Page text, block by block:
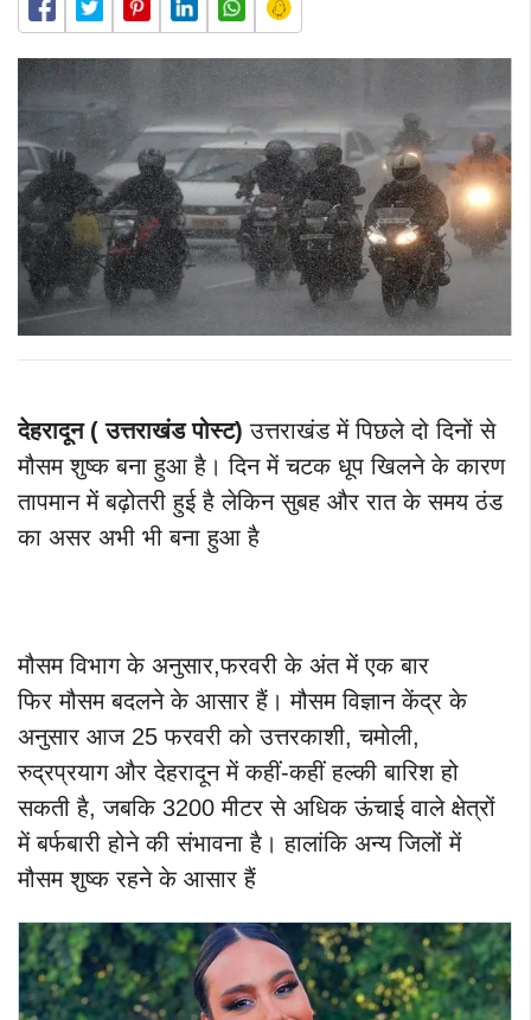
देहरादून ( उत्तराखंड पोस्ट) उत्तराखंड में पिछले दो दिनों से
मौसम शुष्क बना हुआ है। दिन में चटक धूप खिलने के कारण
तापमान में बढ़ोतरी हुई है लेकिन सुबह और रात के समय ठंड
का असर अभी भी बना हुआ है
मौसम विभाग के अनुसार,फरवरी के अंत में एक बार
फिर मौसम बदलने के आसार हैं। मौसम विज्ञान केंद्र के
अनुसार आज 25 फरवरी को उत्तरकाशी, चमोली,
रुद्रप्रयाग और देहरादून में कहीं-कहीं हल्की बारिश हो
सकती है, जबकि 3200 मीटर से अधिक ऊंचाई वाले क्षेत्रों
में बर्फबारी होने की संभावना है। हालांकि अन्य जिलों में
मौसम शुष्क रहने के आसार हैं